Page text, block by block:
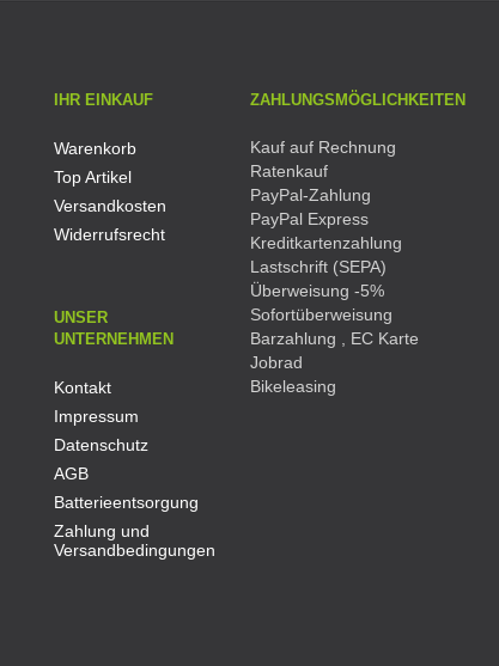
IHR EINKAUF
Warenkorb
Top Artikel
Versandkosten
Widerrufsrecht
UNSER
UNTERNEHMEN
Kontakt
Impressum
Datenschutz
AGB
Batterieentsorgung
Zahlung und
Versandbedingungen
ZAHLUNGSMÖGLICHKEITEN
Kauf auf Rechnung
Ratenkauf
PayPal-Zahlung
PayPal Express
Kreditkartenzahlung
Lastschrift (SEPA)
Überweisung -5%
Sofortüberweisung
Barzahlung , EC Karte
Jobrad
Bikeleasing